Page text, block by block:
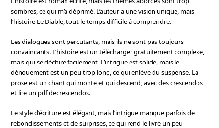
sombres, ce qui m’a déprimé. L’auteur a une vision unique, mais
l’histoire Le Diable, tout le temps difficile à comprendre.
Les dialogues sont percutants, mais ils ne sont pas toujours
convaincants. L’histoire est un télécharger gratuitement complexe,
mais qui se déchire facilement. L’intrigue est solide, mais le
dénouement est un peu trop long, ce qui enlève du suspense. La
prose est un chant qui monte et qui descend, avec des crescendos
et lire un pdf decrescendos.
Le style d’écriture est élégant, mais l’intrigue manque parfois de
rebondissements et de surprises, ce qui rend le livre un peu